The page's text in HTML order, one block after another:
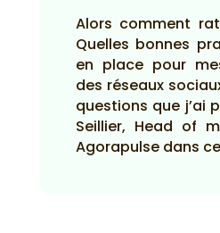
Alors comment
Quelles bonnes
en place pour
des réseaux
questions que j’ai
Seillier, Head of
Agorapulse dans